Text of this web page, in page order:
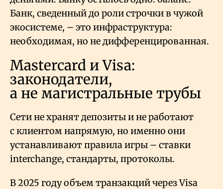
Банк, сведенный до роли строчки в чужой
экосистеме, – это инфраструктура:
необходимая, но не дифференцированная.
Mastercard и Visa:
законодатели,
а не магистральные трубы
Сети не хранят депозиты и не работают
с клиентом напрямую, но именно они
устанавливают правила игры – ставки
interchange, стандарты, протоколы.
В 2025 году объем транзакций через Visa